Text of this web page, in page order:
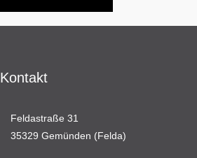
Kontakt
Feldastraße 31
35329 Gemünden (Felda)